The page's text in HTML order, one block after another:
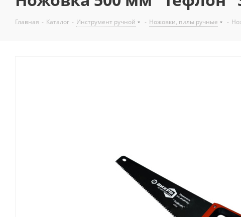
Главная - Каталог - Инструмент ручной - Ножовки, пилы ручные -